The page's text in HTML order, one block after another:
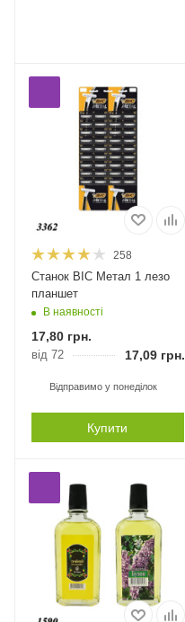
258
Станок BIC Метал 1 лезо
планшет
В наявності
17,80 грн.
від 72 17,09 грн.
Відправимо у понеділок
Купити